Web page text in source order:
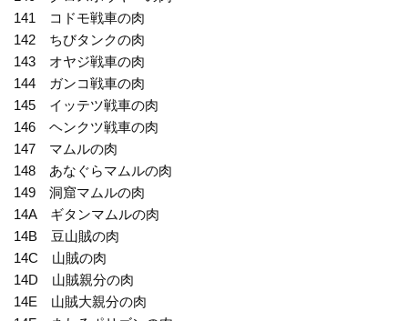
141 コドモ戦車の肉
142 ちびタンクの肉
143 オヤジ戦車の肉
144 ガンコ戦車の肉
145 イッテツ戦車の肉
146 ヘンクツ戦車の肉
147 マムルの肉
148 あなぐらマムルの肉
149 洞窟マムルの肉
14A ギタンマムルの肉
14B 豆山賊の肉
14C 山賊の肉
14D 山賊親分の肉
14E 山賊大親分の肉